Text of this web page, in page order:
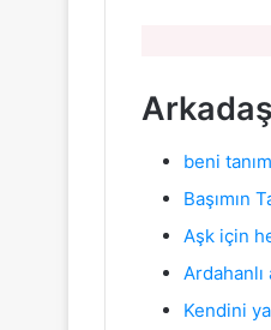
beni
Başımın
Aşk için
Ardahanlı
Kendini